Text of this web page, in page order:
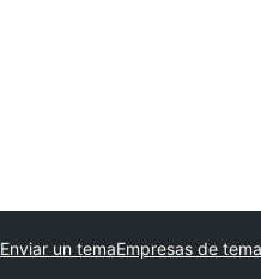
Enviar un temaEmpresas de